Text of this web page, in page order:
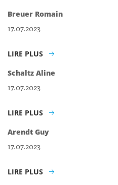
Breuer Romain
17.07.2023
LIRE PLUS
Schaltz Aline
17.07.2023
LIRE PLUS
Arendt Guy
17.07.2023
LIRE PLUS